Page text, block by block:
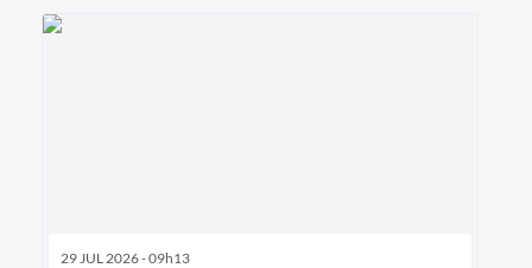
29 JUL 2026 - 09h13